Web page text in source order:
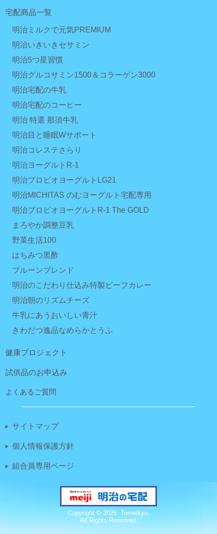
宅配商品一覧
明治ミルクで元気PREMIUM
明治いきいきセサミン
明治5つ星習慣
明治グルコサミン1500＆コラーゲン3000
明治宅配の牛乳
明治宅配のコーヒー
明治 特選 那須牛乳
明治目と睡眠Wサポート
明治コレステさらり
明治ヨーグルトR-1
明治プロビオヨーグルトLG21
明治MICHITAS のむヨーグルト宅配専用
明治プロビオヨーグルトR-1 The GOLD
まろやか調整豆乳
野菜生活100
はちみつ黒酢
プルーンブレンド
明治のこだわり仕込み特製ビーフカレー
明治朝のリズムチーズ
牛乳にあうおいしい青汁
きわだつ逸品なめらかとうふ
健康プロジェクト
試供品のお申込み
よくあるご質問
サイトマップ
個人情報保護方針
組合員専用ページ
Copyright © 2026 Tomeikyo.
All Rights Reserved.